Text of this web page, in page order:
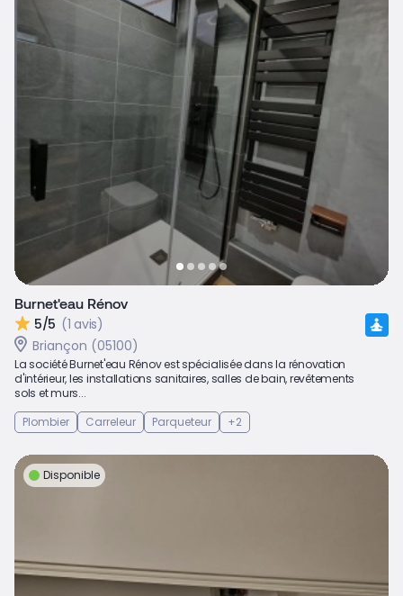
Burnet'eau Rénov
5/5 (1 avis)
Briançon (05100)
La société Burnet'eau Rénov est spécialisée dans la rénovation
d'intérieur, les installations sanitaires, salles de bain, revêtements
sols et murs...
Plombier
Carreleur Parqueteur +2
Disponible